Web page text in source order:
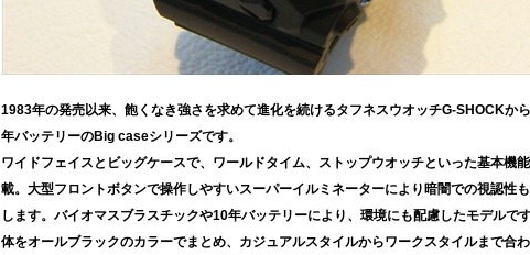
1983年の発売以来、飽くなき強さを求めて進化を続けるタフネスウオッチG-SHOCKか
年バッテリーのBig caseシリーズです。
ワイドフェイスとビッグケースで、ワールドタイム、ストップウオッチといった基本機
載。大型フロントボタンで操作しやすいスーパーイルミネーターにより暗闇での視認性
します。バイオマスブラスチックや10年バッテリーにより、環境にも配慮したモデルで
体をオールブラックのカラーでまとめ、カジュアルスタイルからワークスタイルまで合